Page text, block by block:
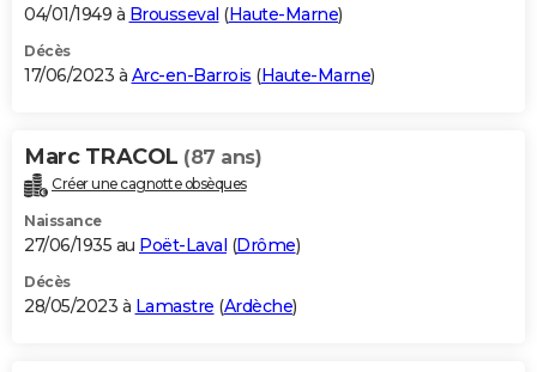
04/01/1949 à Brousseval (Haute-Marne)
Décès
17/06/2023 à Arc-en-Barrois (Haute-Marne)
Marc TRACOL (87 ans)
Créer une cagnotte obsèques
Naissance
27/06/1935 au Poët-Laval (Drôme)
Décès
28/05/2023 à Lamastre (Ardèche)